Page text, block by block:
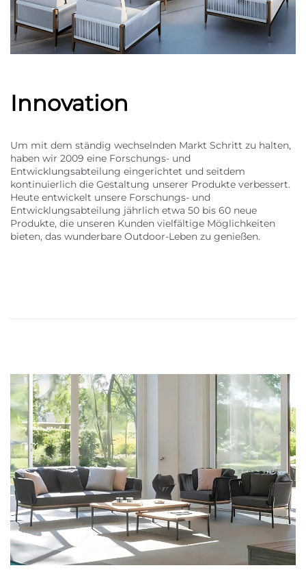
Innovation
Um mit dem ständig wechselnden Markt Schritt zu halten,
haben wir 2009 eine Forschungs- und
Entwicklungsabteilung eingerichtet und seitdem
kontinuierlich die Gestaltung unserer Produkte verbessert.
Heute entwickelt unsere Forschungs- und
Entwicklungsabteilung jährlich etwa 50 bis 60 neue
Produkte, die unseren Kunden vielfältige Möglichkeiten
bieten, das wunderbare Outdoor-Leben zu genießen.